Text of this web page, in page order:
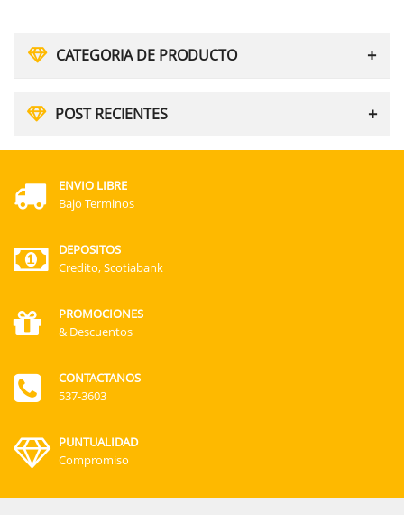
CATEGORIA DE PRODUCTO
POST RECIENTES
ENVIO LIBRE
Bajo Terminos
DEPOSITOS
Credito, Scotiabank
PROMOCIONES
& Descuentos
CONTACTANOS
537-3603
PUNTUALIDAD
Compromiso